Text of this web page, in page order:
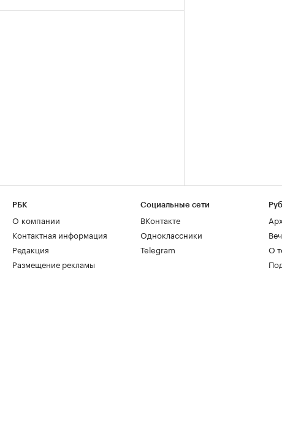
РБК
О компании
Контактная информация
Редакция
Размещение рекламы
Социальные сети
ВКонтакте
Одноклассники
Telegram
О